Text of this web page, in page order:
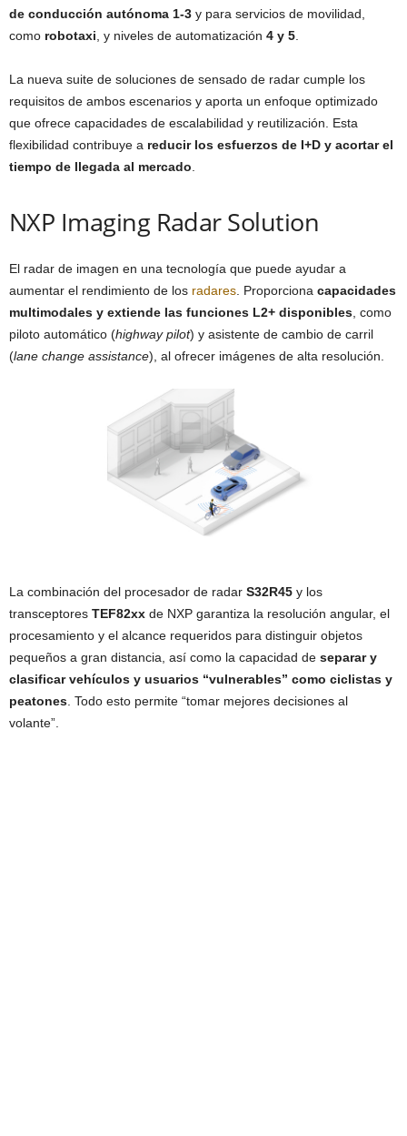
de conducción autónoma 1-3 y para servicios de movilidad,
como robotaxi , y niveles de automatización 4 y 5
La nueva suite de soluciones de sensado de radar cumple los
requisitos de ambos escenarios y aporta un enfoque optimizado
que ofrece capacidades de escalabilidad y reutilización. Esta
flexibilidad contribuye a reducir los esfuerzos de I+D y acortar el
tiempo de llegada al mercado
NXP Imaging Radar Solution
El radar de imagen en una tecnología que puede ayudar a
aumentar el rendimiento de los radares . Proporciona capacidades
multimodales y extiende las funciones L2+ disponibles , como
piloto automático (highway pilot) y asistente de cambio de carril
(lane change assistance), al ofrecer imágenes de alta resolución.
La combinación del procesador de radar S32R45 y los
transceptores TEF82xx de NXP garantiza la resolución angular, el
procesamiento y el alcance requeridos para distinguir objetos
pequeños a gran distancia, así como la capacidad de separar y
clasificar vehículos y usuarios “vulnerables” como ciclistas y
peatones . Todo esto permite “tomar mejores decisiones al
volante”.